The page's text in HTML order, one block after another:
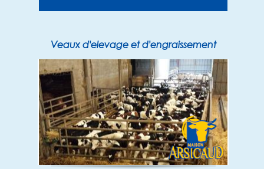
Veaux d'elevage et d'engraissement